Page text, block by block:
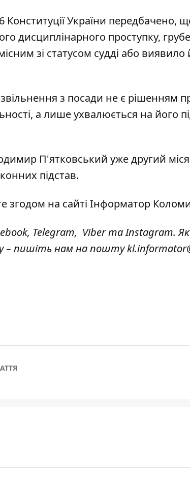
Конституції України передбачено,
дисциплінарного проступку,
зі статусом судді або виявило
з посади не є рішенням
а лише ухвалюється на його
П'ятковський уже другий
підстав.
згодом на сайті Інформатор
, Telegram, ViberтаInstagram.
– пишіть нам на пошту